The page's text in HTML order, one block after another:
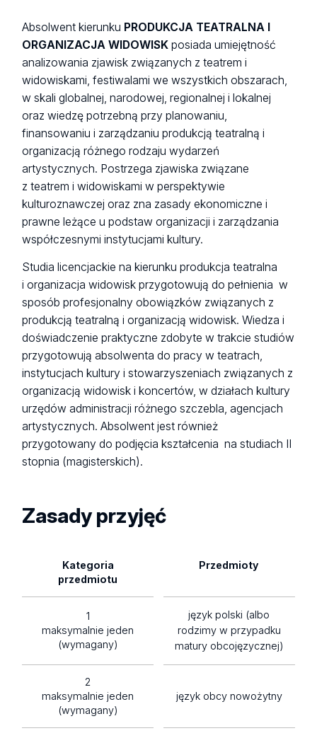
Absolwent kierunku PRODUKCJA TEATRALNA I
ORGANIZACJA WIDOWISK posiada umiejętność
analizowania zjawisk związanych z teatrem i
widowiskami, festiwalami we wszystkich obszarach,
w skali globalnej, narodowej, regionalnej i lokalnej
oraz wiedzę potrzebną przy planowaniu,
finansowaniu i zarządzaniu produkcją teatralną i
organizacją różnego rodzaju wydarzeń
artystycznych. Postrzega zjawiska związane
z teatrem i widowiskami w perspektywie
kulturoznawczej oraz zna zasady ekonomiczne i
prawne leżące u podstaw organizacji i zarządzania
współczesnymi instytucjami kultury.
Studia licencjackie na kierunku produkcja teatralna
i organizacja widowisk przygotowują do pełnienia w
sposób profesjonalny obowiązków związanych z
produkcją teatralną i organizacją widowisk. Wiedza i
doświadczenie praktyczne zdobyte w trakcie studiów
przygotowują absolwenta do pracy w teatrach,
instytucjach kultury i stowarzyszeniach związanych z
organizacją widowisk i koncertów, w działach kultury
urzędów administracji różnego szczebla, agencjach
artystycznych. Absolwent jest również
przygotowany do podjęcia kształcenia na studiach II
stopnia (magisterskich).
Zasady przyjęć
Kategoria
przedmiotu
Przedmioty
1
maksymalnie jeden
(wymagany)
język polski (albo
rodzimy w przypadku
matury obcojęzycznej)
2
maksymalnie jeden
(wymagany)
język obcy nowożytny